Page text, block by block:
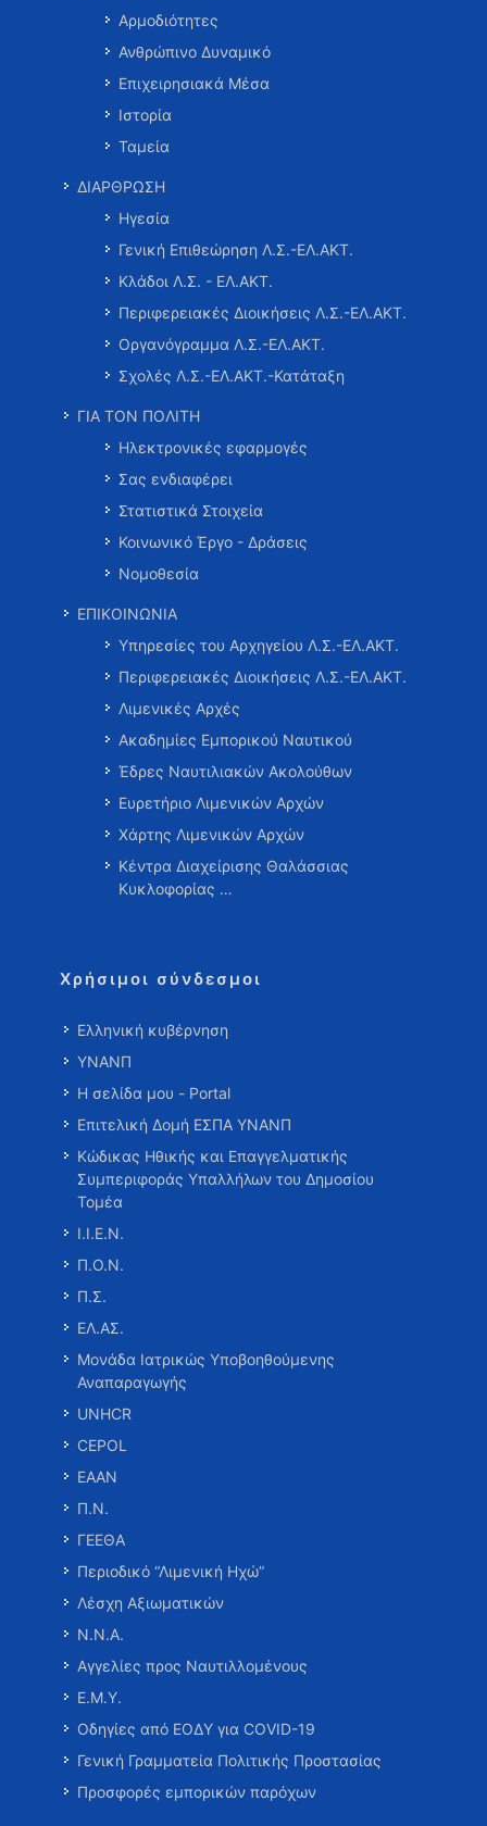
Αρμοδιότητες
Ανθρώπινο Δυναμικό
Επιχειρησιακά Μέσα
Ιστορία
Ταμεία
ΔΙΑΡΘΡΩΣΗ
Ηγεσία
Γενική Επιθεώρηση Λ.Σ.-ΕΛ.ΑΚΤ.
Κλάδοι Λ.Σ. - ΕΛ.ΑΚΤ.
Περιφερειακές Διοικήσεις Λ.Σ.-ΕΛ.ΑΚΤ.
Οργανόγραμμα Λ.Σ.-ΕΛ.ΑΚΤ.
Σχολές Λ.Σ.-ΕΛ.ΑΚΤ.-Κατάταξη
ΓΙΑ ΤΟΝ ΠΟΛΙΤΗ
Ηλεκτρονικές εφαρμογές
Σας ενδιαφέρει
Στατιστικά Στοιχεία
Κοινωνικό Έργο - Δράσεις
Νομοθεσία
ΕΠΙΚΟΙΝΩΝΙΑ
Υπηρεσίες του Αρχηγείου Λ.Σ.-ΕΛ.ΑΚΤ.
Περιφερειακές Διοικήσεις Λ.Σ.-ΕΛ.ΑΚΤ.
Λιμενικές Αρχές
Ακαδημίες Εμπορικού Ναυτικού
Έδρες Ναυτιλιακών Ακολούθων
Ευρετήριο Λιμενικών Αρχών
Χάρτης Λιμενικών Αρχών
Κέντρα Διαχείρισης Θαλάσσιας
Κυκλοφορίας …
Χρήσιμοι σύνδεσμοι
Ελληνική κυβέρνηση
ΥΝΑΝΠ
Η σελίδα μου - Portal
Επιτελική Δομή ΕΣΠΑ ΥΝΑΝΠ
Κώδικας Ηθικής και Επαγγελματικής
Συμπεριφοράς Υπαλλήλων του Δημοσίου
Τομέα
Ι.Ι.Ε.Ν.
Π.Ο.Ν.
Π.Σ.
ΕΛ.ΑΣ.
Μονάδα Ιατρικώς Υποβοηθούμενης
Αναπαραγωγής
UNHCR
CEPOL
ΕΑΑΝ
Π.Ν.
ΓΕΕΘΑ
Περιοδικό “Λιμενική Ηχώ”
Λέσχη Αξιωματικών
Ν.Ν.Α.
Αγγελίες προς Ναυτιλλομένους
Ε.Μ.Υ.
Οδηγίες από ΕΟΔΥ για COVID-19
Γενική Γραμματεία Πολιτικής Προστασίας
Προσφορές εμπορικών παρόχων